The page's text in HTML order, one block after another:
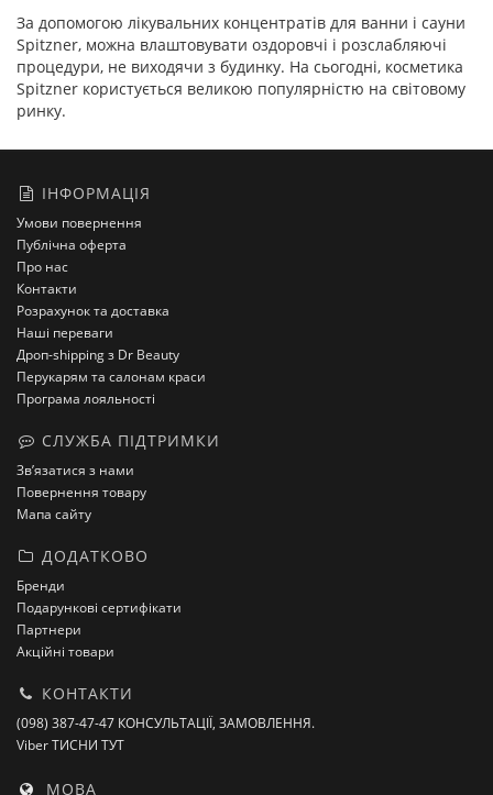
За допомогою лікувальних концентратів для ванни і сауни
Spitzner, можна влаштовувати оздоровчі і розслабляючі
процедури, не виходячи з будинку. На сьогодні, косметика
Spitzner користується великою популярністю на світовому
ринку.
ІНФОРМАЦІЯ
Умови повернення
Публічна оферта
Про нас
Контакти
Розрахунок та доставка
Наші переваги
Дроп-shipping з Dr Beauty
Перукарям та салонам краси
Програма лояльності
СЛУЖБА ПІДТРИМКИ
Зв’язатися з нами
Повернення товару
Мапа сайту
ДОДАТКОВО
Бренди
Подарункові сертифікати
Партнери
Акційні товари
КОНТАКТИ
(098) 387-47-47 КОНСУЛЬТАЦІЇ, ЗАМОВЛЕННЯ.
Viber ТИСНИ ТУТ
МОВА